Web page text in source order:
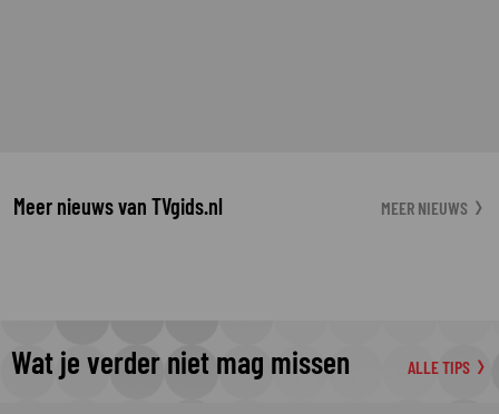
Meer nieuws van TVgids.nl MEER NIEUWS
Wat je verder niet mag missen ALLE TIPS